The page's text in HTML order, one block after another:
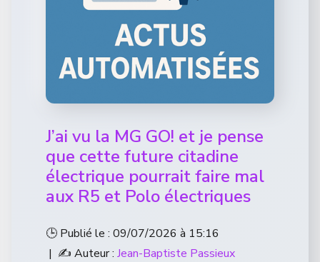
J’ai vu la MG GO! et je pense
que cette future citadine
électrique pourrait faire mal
aux R5 et Polo électriques
🕒 Publié le : 09/07/2026 à 15:16
| ✍️ Auteur : Jean-Baptiste Passieux